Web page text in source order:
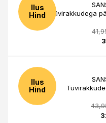
Ilus
Hind
Tüvirakkudega
Ilus
Hind